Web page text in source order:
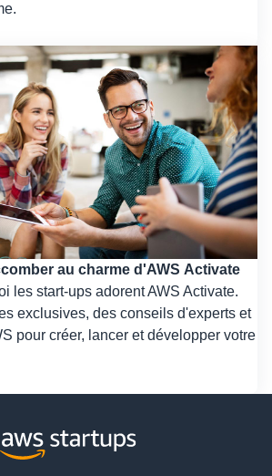
au charme d'AWS Activate
les start-ups adorent AWS Activate.
exclusives, des conseils d'experts et
pour créer, lancer et développer votre